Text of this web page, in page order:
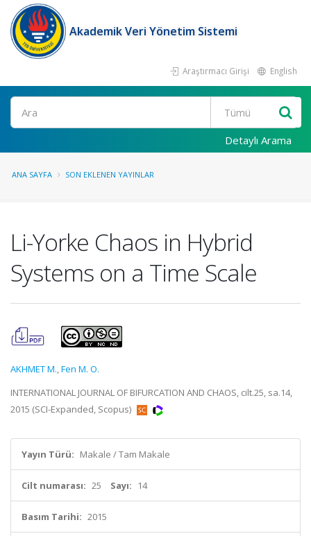
Akademik Veri Yönetim Sistemi
Araştırmacı Girişi English
Ara
Detaylı Arama
ANA SAYFA SON EKLENEN YAYINLAR
Li-Yorke Chaos in Hybrid
Systems on a Time Scale
AKHMET M.,Fen M. O.
INTERNATIONAL JOURNAL OF BIFURCATION AND CHAOS, cilt.25, sa.14,
2015 (SCI-Expanded, Scopus)
Yayın Türü: Makale / Tam Makale
Cilt numarası: 25 Sayı: 14
Basım Tarihi: 2015